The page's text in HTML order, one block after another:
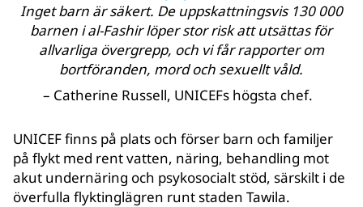
Inget barn är säkert. De uppskattningsvis 130 000
barnen i al-Fashir löper stor risk att utsättas för
allvarliga övergrepp, och vi får rapporter om
bortföranden, mord och sexuellt våld.
– Catherine Russell, UNICEFs högsta chef.
UNICEF finns på plats och förser barn och familjer
på flykt med rent vatten, näring, behandling mot
akut undernäring och psykosocialt stöd, särskilt i de
överfulla flyktinglägren runt staden Tawila.